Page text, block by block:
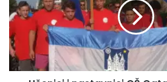
N
A
m
o
n
i
c
i
i
n